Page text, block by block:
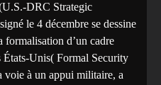
DRC Strategic
le 4 décembre se dessine
formalisation d’un cadre
États-Unis( Formal Security
à un appui militaire, a